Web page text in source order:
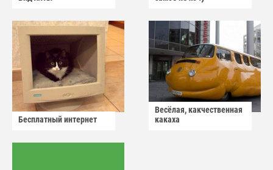
Бесплатный интернет
Весёлая, какчественная
какаха